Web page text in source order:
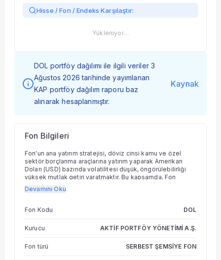
Hisse / Fon / Endeks Karşılaştır:
Yükleniyor…
DOL portföy dağılımı ile ilgili veriler 3
Ağustos 2026 tarihinde yayımlanan
KAP portföy dağılım raporu baz
alınarak hesaplanmıştır.
Kaynak
Fon Bilgileri
Fon'un ana yatırım stratejisi, döviz cinsi kamu ve özel
sektör borçlanma araçlarına yatırım yaparak Amerikan
Doları (USD) bazında volatilitesi düşük, öngörülebilirliği
yüksek mutlak getiri yaratmaktır. Bu kapsamda, Fon
toplam değerinin en az %80'i devamlı olarak Hazine ve
Maliye Bakanlığı tarafından döviz cinsinden ihraç edilen
döviz cinsinden ihraç edilen para ve sermaye piyasası
araçlar konusunda belirli bir vade sınırlaması getirilmemiş
olsa da, düşük volatiliteli öngörülebilir getiri sağlama
şartlarına uygun olarak günlükten 1 yıllık vadelere kadar
Devamını Oku
Fon Kodu DOL
Kurucu AKTİF PORTFÖY YÖNETİMİ A.Ş.
Fon türü SERBEST ŞEMSİYE FON